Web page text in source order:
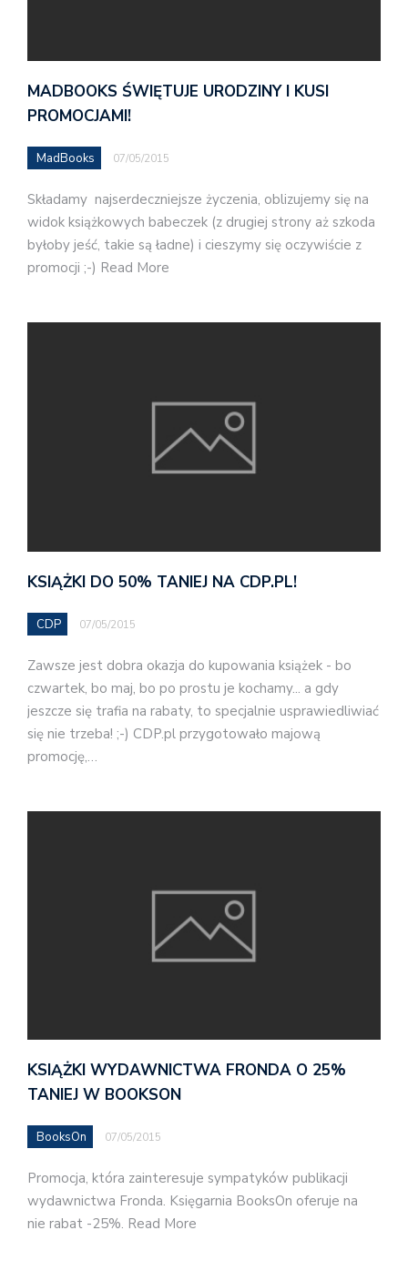
MADBOOKS ŚWIĘTUJE URODZINY I KUSI
PROMOCJAMI!
MadBooks 07/05/2015
Składamy najserdeczniejsze życzenia, oblizujemy się na
widok książkowych babeczek (z drugiej strony aż szkoda
byłoby jeść, takie są ładne) i cieszymy się oczywiście z
promocji ;-) Read More
KSIĄŻKI DO 50% TANIEJ NA CDP.PL!
CDP 07/05/2015
Zawsze jest dobra okazja do kupowania książek - bo
czwartek, bo maj, bo po prostu je kochamy... a gdy
jeszcze się trafia na rabaty, to specjalnie usprawiedliwiać
się nie trzeba! ;-) CDP.pl przygotowało majową
promocję,…
KSIĄŻKI WYDAWNICTWA FRONDA O 25%
TANIEJ W BOOKSON
BooksOn 07/05/2015
Promocja, która zainteresuje sympatyków publikacji
wydawnictwa Fronda. Księgarnia BooksOn oferuje na
nie rabat -25%. Read More